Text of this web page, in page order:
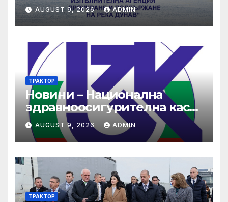
AUGUST 9, 2026 ADMIN
ТРАКТОР
Новини – Национална
здравноосигурителна каса
(НЗОК)
AUGUST 9, 2026 ADMIN
ТРАКТОР